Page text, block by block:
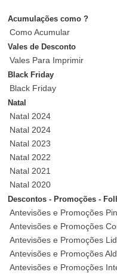
Acumulações como ?
Como Acumular
Vales de Desconto
Vales Para Imprimir
Black Friday
Black Friday
Natal
Natal 2024
Natal 2024
Natal 2023
Natal 2022
Natal 2021
Natal 2020
Descontos - Promoções -
Antevisões e Promoções
Antevisões e Promoções
Antevisões e Promoções
Antevisões e Promoções
Antevisões e Promoções